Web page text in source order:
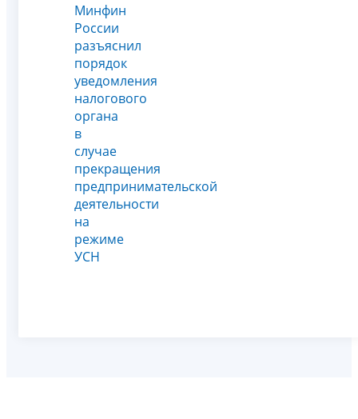
Минфин
России
разъяснил
порядок
уведомления
налогового
органа
в
случае
прекращения
предпринимательской
деятельности
на
режиме
УСН